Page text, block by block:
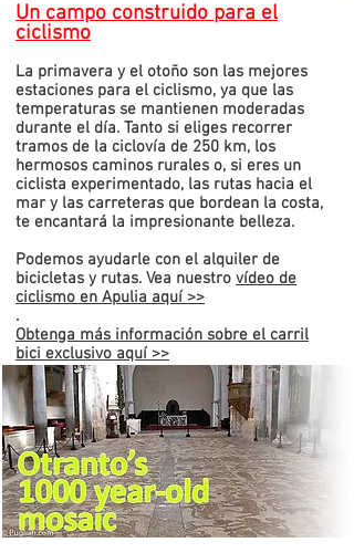
Un campo construido para el
ciclismo
La primavera y el otoño son las mejores
estaciones para el ciclismo, ya que las
temperaturas se mantienen moderadas
durante el día. Tanto si eliges recorrer
tramos de la ciclovía de 250 km, los
hermosos caminos rurales o, si eres un
ciclista experimentado, las rutas hacia el
mar y las carreteras que bordean la costa,
te encantará la impresionante belleza.
Podemos ayudarle con el alquiler de
bicicletas y rutas. Vea nuestro vídeo de
ciclismo en Apulia aquí >>
.
Obtenga más información sobre el carril
bici exclusivo aquí >>